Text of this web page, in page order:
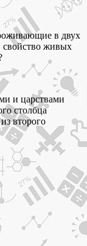
в двух
живых
и царствами
столбца
второго